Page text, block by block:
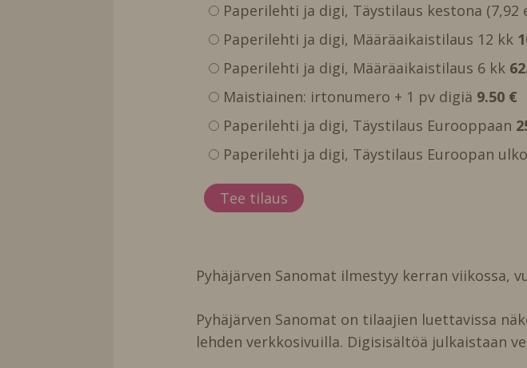
Paperilehti ja digi, Täystilaus kestona (7,92
Paperilehti ja digi, Määräaikaistilaus 12 kk
Paperilehti ja digi, Määräaikaistilaus 6 kk
Maistiainen: irtonumero + 1 pv digiä 9.50 €
Paperilehti ja digi, Täystilaus Eurooppaan
Paperilehti ja digi, Täystilaus Euroopan
Pyhäjärven Sanomat ilmestyy kerran viikossa,
Pyhäjärven Sanomat on tilaajien luettavissa
lehden verkkosivuilla. Digisisältöä julkaistaan